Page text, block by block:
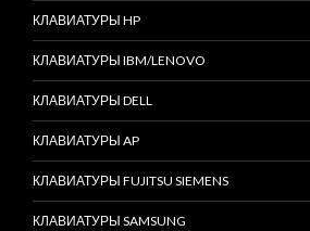
КЛАВИАТУРЫ HP
КЛАВИАТУРЫ IBM/LENOVO
КЛАВИАТУРЫ DELL
КЛАВИАТУРЫ AP
КЛАВИАТУРЫ FUJITSU SIEMENS
КЛАВИАТУРЫ SAMSUNG